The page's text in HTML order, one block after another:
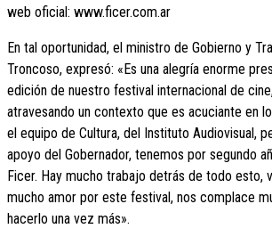
web oficial: www.ficer.com.ar
En tal oportunidad, el ministro de Gobierno y
Troncoso, expresó: «Es una alegría enorme
edición de nuestro festival internacional de
atravesando un contexto que es acuciante en
el equipo de Cultura, del Instituto Audiovisual,
apoyo del Gobernador, tenemos por segundo
Ficer. Hay mucho trabajo detrás de todo esto,
mucho amor por este festival, nos complace
hacerlo una vez más».